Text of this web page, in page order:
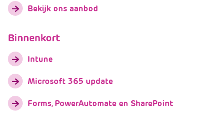
Bekijk ons aanbod
Binnenkort
Intune
Microsoft 365 update
Forms, PowerAutomate en SharePoint